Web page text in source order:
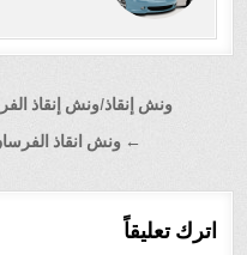
تصفّح
المقالات
ونش إنقاذ/ونش إنقاذ
← ونش انقاذ
اترك تعليقاً